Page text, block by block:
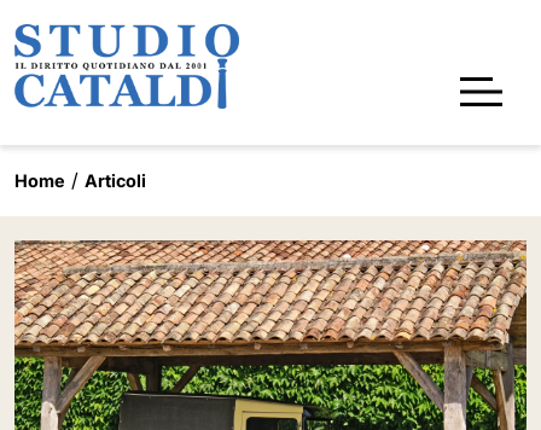
Home Articoli